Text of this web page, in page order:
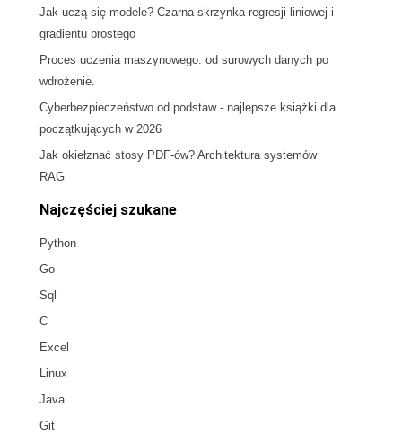
Jak uczą się modele? Czarna skrzynka regresji liniowej i
gradientu prostego
Proces uczenia maszynowego: od surowych danych po
wdrożenie.
Cyberbezpieczeństwo od podstaw - najlepsze książki dla
początkujących w 2026
Jak okiełznać stosy PDF-ów? Architektura systemów
RAG
Najczęściej szukane
Python
Go
Sql
C
Excel
Linux
Java
Git